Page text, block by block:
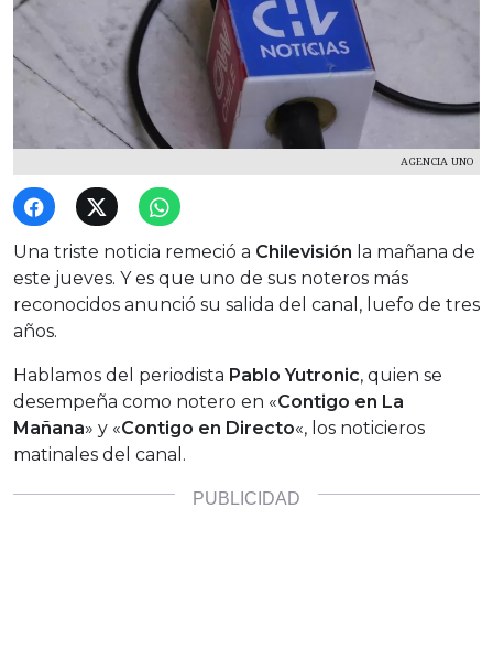
AGENCIA UNO
Una triste noticia remeció a Chilevisión la mañana de
este jueves. Y es que uno de sus noteros más
reconocidos anunció su salida del canal, luefo de tres
años.
Hablamos del periodista Pablo Yutronic, quien se
desempeña como notero en «Contigo en La
Mañana» y «Contigo en Directo«, los noticieros
matinales del canal.